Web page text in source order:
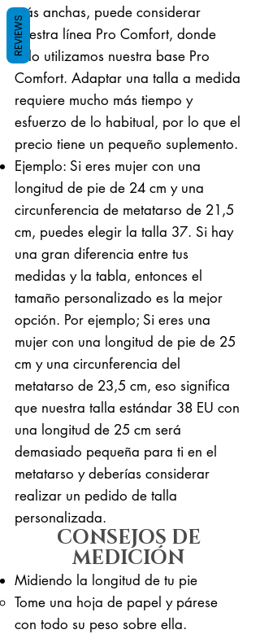
más anchas, puede considerar
nuestra línea Pro Comfort, donde
solo utilizamos nuestra base Pro
Comfort. Adaptar una talla a medida
requiere mucho más tiempo y
esfuerzo de lo habitual, por lo que el
precio tiene un pequeño suplemento.
Ejemplo: Si eres mujer con una
longitud de pie de 24 cm y una
circunferencia de metatarso de 21,5
cm, puedes elegir la talla 37. Si hay
una gran diferencia entre tus
medidas y la tabla, entonces el
tamaño personalizado es la mejor
opción. Por ejemplo; Si eres una
mujer con una longitud de pie de 25
cm y una circunferencia del
metatarso de 23,5 cm, eso significa
que nuestra talla estándar 38 EU con
una longitud de 25 cm será
demasiado pequeña para ti en el
metatarso y deberías considerar
realizar un pedido de talla
personalizada.
CONSEJOS DE
MEDICIÓN
Midiendo la longitud de tu pie
Tome una hoja de papel y párese
con todo su peso sobre ella. ​
REVIEWS